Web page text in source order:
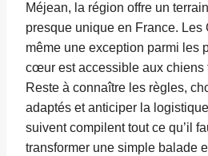
Méjean, la région offre un
presque unique en France. Les
même une exception parmi les
cœur est accessible aux chiens
Reste à connaître les règles,
adaptés et anticiper la
suivent compilent tout ce qu’il
transformer une simple balade